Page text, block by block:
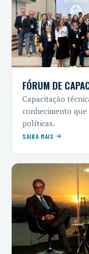
FÓRUM DE
Capacitação
conhecimento
políticas.
SAIBA MAIS